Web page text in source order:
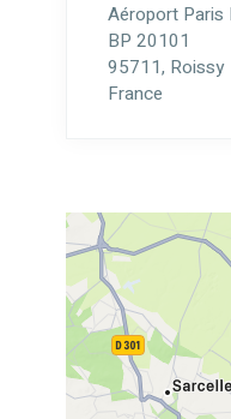
Aéroport Paris
BP 20101
95711, Roissy
France